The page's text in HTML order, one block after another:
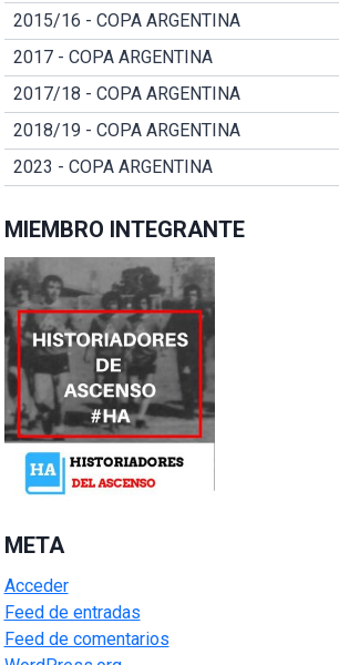
2015/16 - COPA ARGENTINA
2017 - COPA ARGENTINA
2017/18 - COPA ARGENTINA
2018/19 - COPA ARGENTINA
2023 - COPA ARGENTINA
MIEMBRO INTEGRANTE
META
Acceder
Feed de entradas
Feed de comentarios